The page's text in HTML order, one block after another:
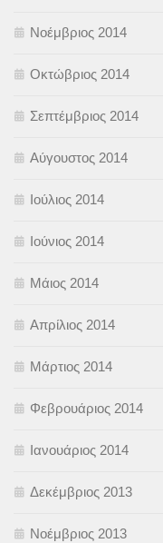
Νοέμβριος 2014
Οκτώβριος 2014
Σεπτέμβριος 2014
Αύγουστος 2014
Ιούλιος 2014
Ιούνιος 2014
Μάιος 2014
Απρίλιος 2014
Μάρτιος 2014
Φεβρουάριος 2014
Ιανουάριος 2014
Δεκέμβριος 2013
Νοέμβριος 2013